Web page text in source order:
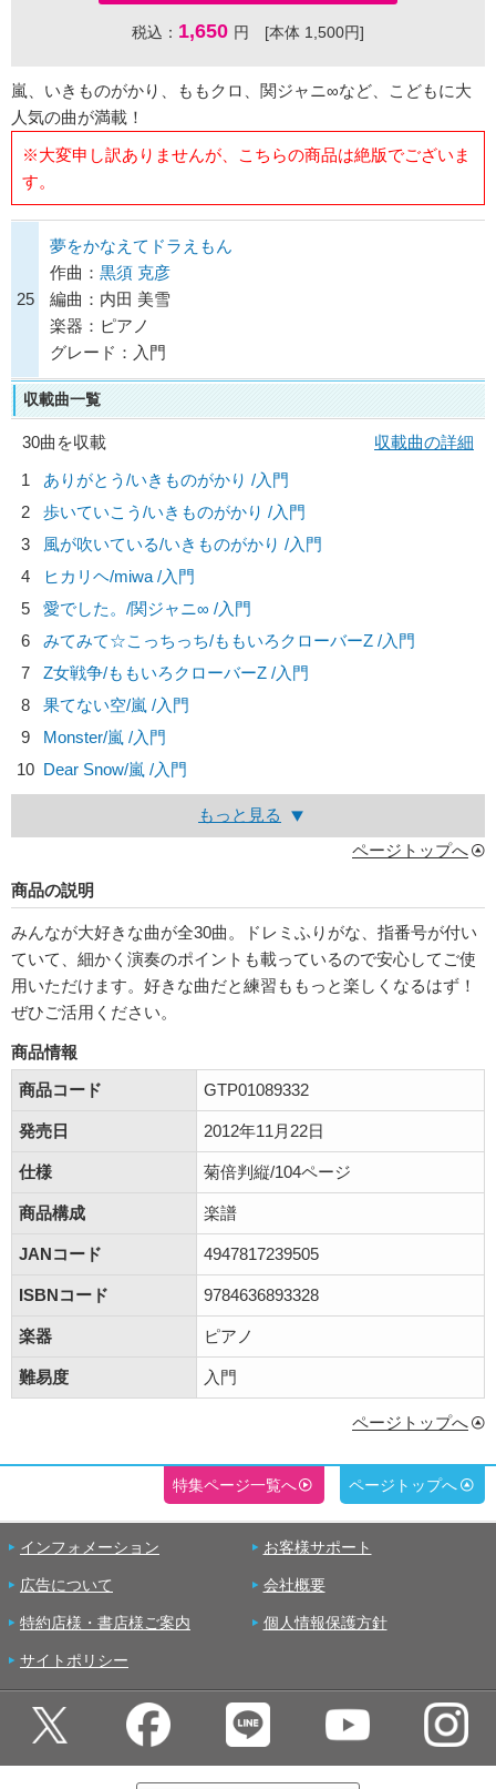
税込： 1,650 円 [本体 1,500円]
嵐、いきものがかり、ももクロ、関ジャニ∞など、こどもに大
人気の曲が満載！
※大変申し訳ありませんが、こちらの商品は絶版でございま
す。
25
夢をかなえてドラえもん
作曲： 黒須 克彦
編曲：内田 美雪
楽器：ピアノ
グレード：入門
収載曲一覧
30曲を収載
収載曲の詳細
1
ありがとう/いきものがかり /入門
2
歩いていこう/いきものがかり /入門
3
風が吹いている/いきものがかり /入門
4
ヒカリヘ/miwa /入門
5
愛でした。/関ジャニ∞ /入門
6
みてみて☆こっちっち/ももいろクローバーZ /入門
7
Z女戦争/ももいろクローバーZ /入門
8
果てない空/嵐 /入門
9
Monster/嵐 /入門
10 Dear Snow/嵐 /入門
もっと見る
ページトップへ
商品の説明
みんなが大好きな曲が全30曲。ドレミふりがな、指番号が付い
ていて、細かく演奏のポイントも載っているので安心してご使
用いただけます。好きな曲だと練習ももっと楽しくなるはず！
ぜひご活用ください。
商品情報
商品コード
GTP01089332
発売日 2012年11月22日
仕様 菊倍判縦/104ページ
商品構成 楽譜
JANコード 4947817239505
ISBNコード 9784636893328
楽器 ピアノ
難易度 入門
ページトップへ
特集ページ一覧へ ページトップへ
インフォメーション お客様サポート
広告について 会社概要
特約店様・書店様ご案内 個人情報保護方針
サイトポリシー